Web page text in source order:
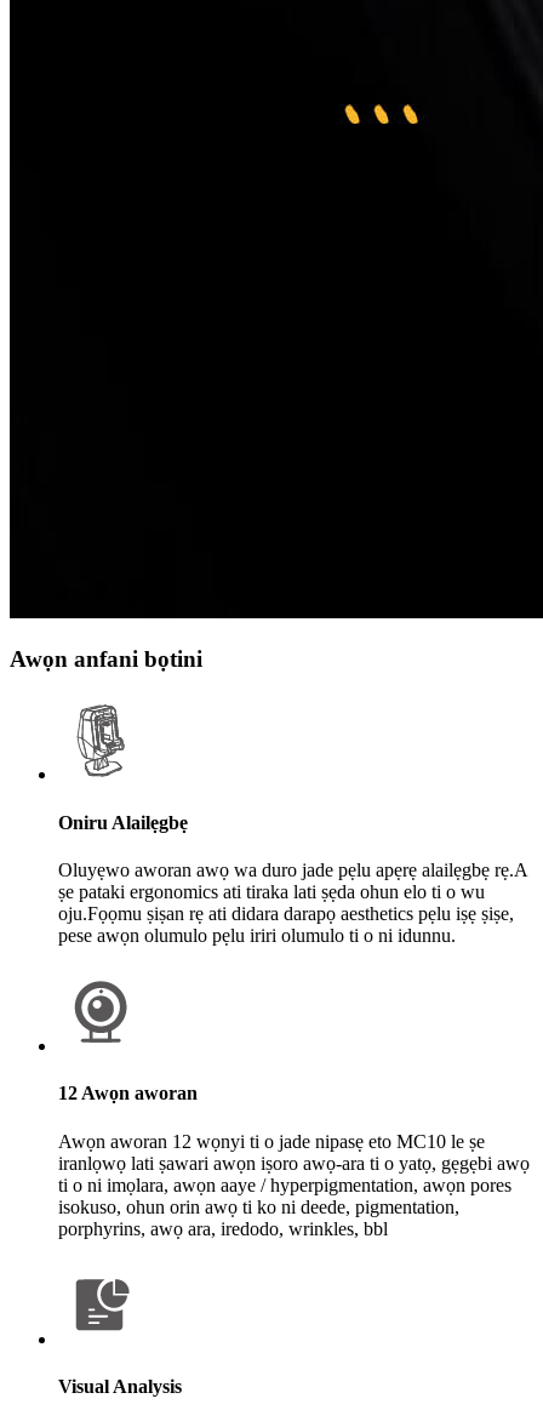
Awọn anfani bọtini
Oniru Alailẹgbẹ
Oluyẹwo aworan awọ wa duro jade pẹlu apẹrẹ alailẹgbẹ rẹ.A
ṣe pataki ergonomics ati tiraka lati ṣẹda ohun elo ti o wu
oju.Fọọmu ṣiṣan rẹ ati didara darapọ aesthetics pẹlu iṣẹ ṣiṣe,
pese awọn olumulo pẹlu iriri olumulo ti o ni idunnu.
12 Awọn aworan
Awọn aworan 12 wọnyi ti o jade nipasẹ eto MC10 le ṣe
iranlọwọ lati ṣawari awọn iṣoro awọ-ara ti o yatọ, gẹgẹbi awọ
ti o ni imọlara, awọn aaye / hyperpigmentation, awọn pores
isokuso, ohun orin awọ ti ko ni deede, pigmentation,
porphyrins, awọ ara, iredodo, wrinkles, bbl
Visual Analysis